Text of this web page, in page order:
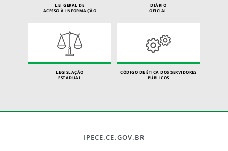
LEI GERAL DE
ACESSO À INFORMAÇÃO
DIÁRIO
OFICIAL
LEGISLAÇÃO
ESTADUAL
CÓDIGO DE ÉTICA DOS SERVIDORES
PÚBLICOS
IPECE.CE.GOV.BR